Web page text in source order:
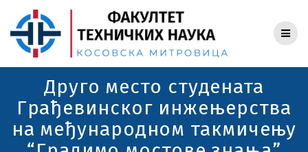
to
content
Друго место студената
Грађевинског инжењерства
на међународном такмичењу